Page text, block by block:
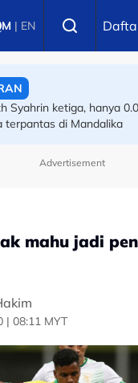
| EN
Syahrin ketiga, hanya
di Mandalika
rayu dipertandingkan
Advertisement
mahu jadi
| 08:11 MYT